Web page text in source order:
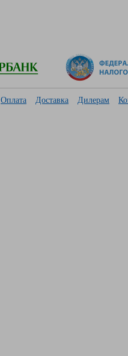
Оплата Доставка Дилерам